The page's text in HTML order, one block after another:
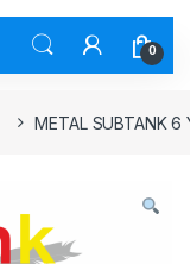
0
METAL SUBTANK 6